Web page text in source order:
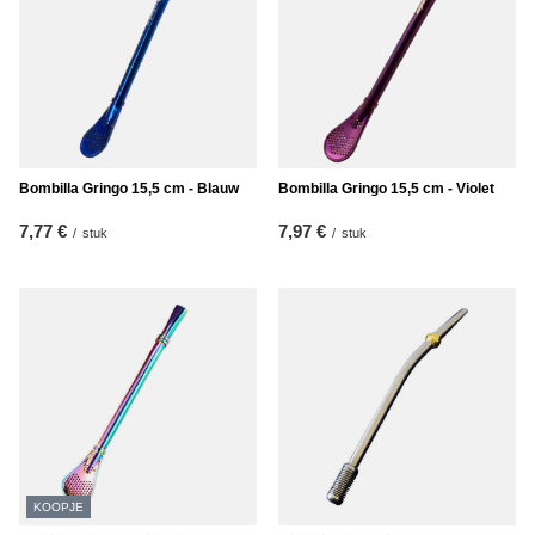
Bombilla Gringo 15,5 cm - Blauw
7,77 € / stuk
Bombilla Gringo 15,5 cm - Violet
7,97 € / stuk
KOOPJE